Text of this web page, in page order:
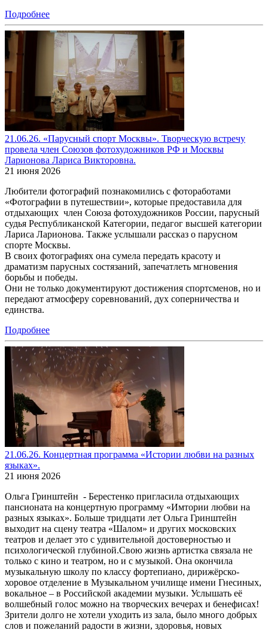
Подробнее
21.06.26. «Парусный спорт Москвы». Творческую встречу
провела член Союзов фотохудожников РФ и Москвы
Ларионова Лариса Викторовна.
21 июня 2026
Любители фотографий познакомились с фотоработами
«Фотографии в путешествии», которые предоставила для
отдыхающих член Союза фотохудожников России, парусный
судья Республиканской Категории, педагог высшей категории
Лариса Ларионова. Также услышали рассказ о парусном
спорте Москвы.
В своих фотографиях она сумела передать красоту и
драматизм парусных состязаний, запечатлеть мгновения
борьбы и победы.
Они не только документируют достижения спортсменов, но и
передают атмосферу соревнований, дух соперничества и
единства.
Подробнее
21.06.26. Концертная программа «Истории любви на разных
языках».
21 июня 2026
Ольга Гринштейн - Берестенко пригласила отдыхающих
пансионата на концертную программу «Имтории любви на
разных языках». Больше тридцати лет Ольга Гринштейн
выходит на сцену театра «Шалом» и других московских
театров и делает это с удивительной достоверностью и
психологической глубиной.Свою жизнь артистка связала не
только с кино и театром, но и с музыкой. Она окончила
музыкальную школу по классу фортепиано, дирижёрско-
хоровое отделение в Музыкальном училище имени Гнесиных,
вокальное – в Российской академии музыки. Услышать её
волшебный голос можно на творческих вечерах и бенефисах!
Зрители долго не хотели уходить из зала, было много добрых
слов и пожеланий радости в жизни, здоровья, новых